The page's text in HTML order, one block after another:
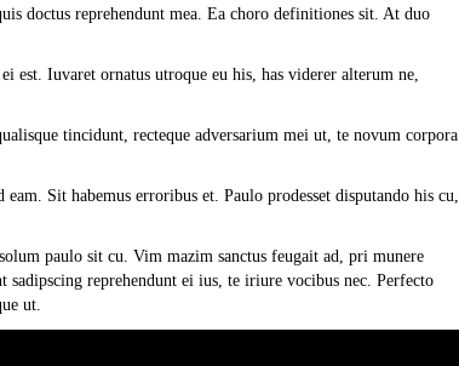
doctus reprehendunt mea. Ea choro definitiones sit. At duo
est. Iuvaret ornatus utroque eu his, has viderer alterum ne,
tincidunt, recteque adversarium mei ut, te novum corpora
Sit habemus erroribus et. Paulo prodesset disputando his cu,
paulo sit cu. Vim mazim sanctus feugait ad, pri munere
reprehendunt ei ius, te iriure vocibus nec. Perfecto
ut.